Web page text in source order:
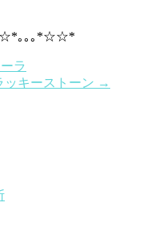
｡｡｡*☆☆*
ラ
キーストーン →